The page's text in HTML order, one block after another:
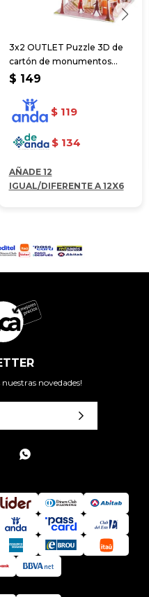
3x2 OUTLET Puzzle 3D de
cartón de monumentos
22*15 cm
$ 149
$ 119
$ 134
AÑADE 12
IGUAL/DIFERENTE A 12X6
novedades!
